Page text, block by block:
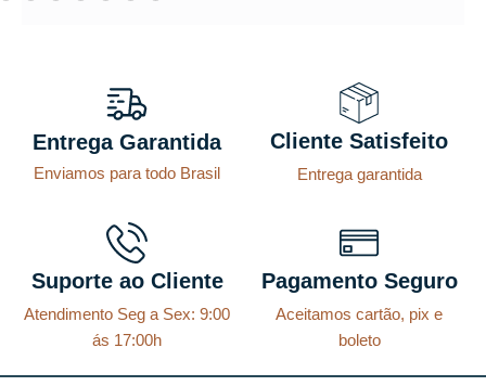
Entrega Garantida
Enviamos para todo Brasil
Cliente Satisfeito
Entrega garantida
Suporte ao Cliente
Atendimento Seg a Sex: 9:00
ás 17:00h
Pagamento Seguro
Aceitamos cartão, pix e
boleto